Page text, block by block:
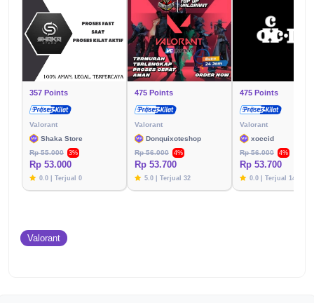
357 Points
Valorant
Shaka Store
Rp 55.000
3%
Rp 53.000
0.0 | Terjual 0
475 Points
Valorant
Donquixoteshop
Rp 56.000
4%
Rp 53.700
5.0 | Terjual 32
475 Points
Valorant
xoccid
Rp 56.000
4%
Rp 53.700
0.0 | Terjual 14
Valorant